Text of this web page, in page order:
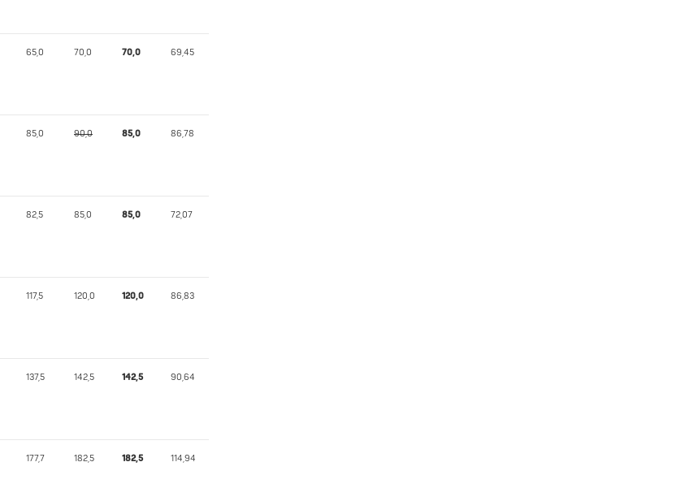
65,0 70,0 70,0 69,45
85,0 90,0 85,0 86,78
82,5 85,0 85,0 72,07
117,5 120,0 120,0 86,83
137,5 142,5 142,5 90,64
177,7 182,5 182,5 114,94